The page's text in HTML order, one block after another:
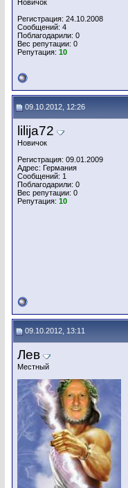
Новичок
Регистрация: 24.10.2008
Сообщений: 4
Поблагодарили: 0
Вес репутации: 0
Репутация: 10
09.10.2012, 12:26
lilija72
Новичок
Регистрация: 09.01.2009
Адрес: Германия
Сообщений: 1
Поблагодарили: 0
Вес репутации: 0
Репутация: 10
09.10.2012, 13:11
Лев
Местный